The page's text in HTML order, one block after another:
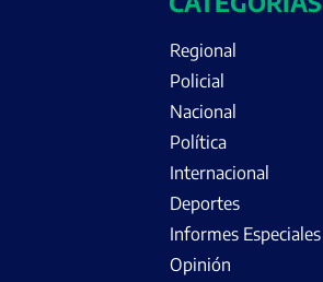
Regional
Policial
Nacional
Política
Internacional
Deportes
Informes Especiales
Opinión